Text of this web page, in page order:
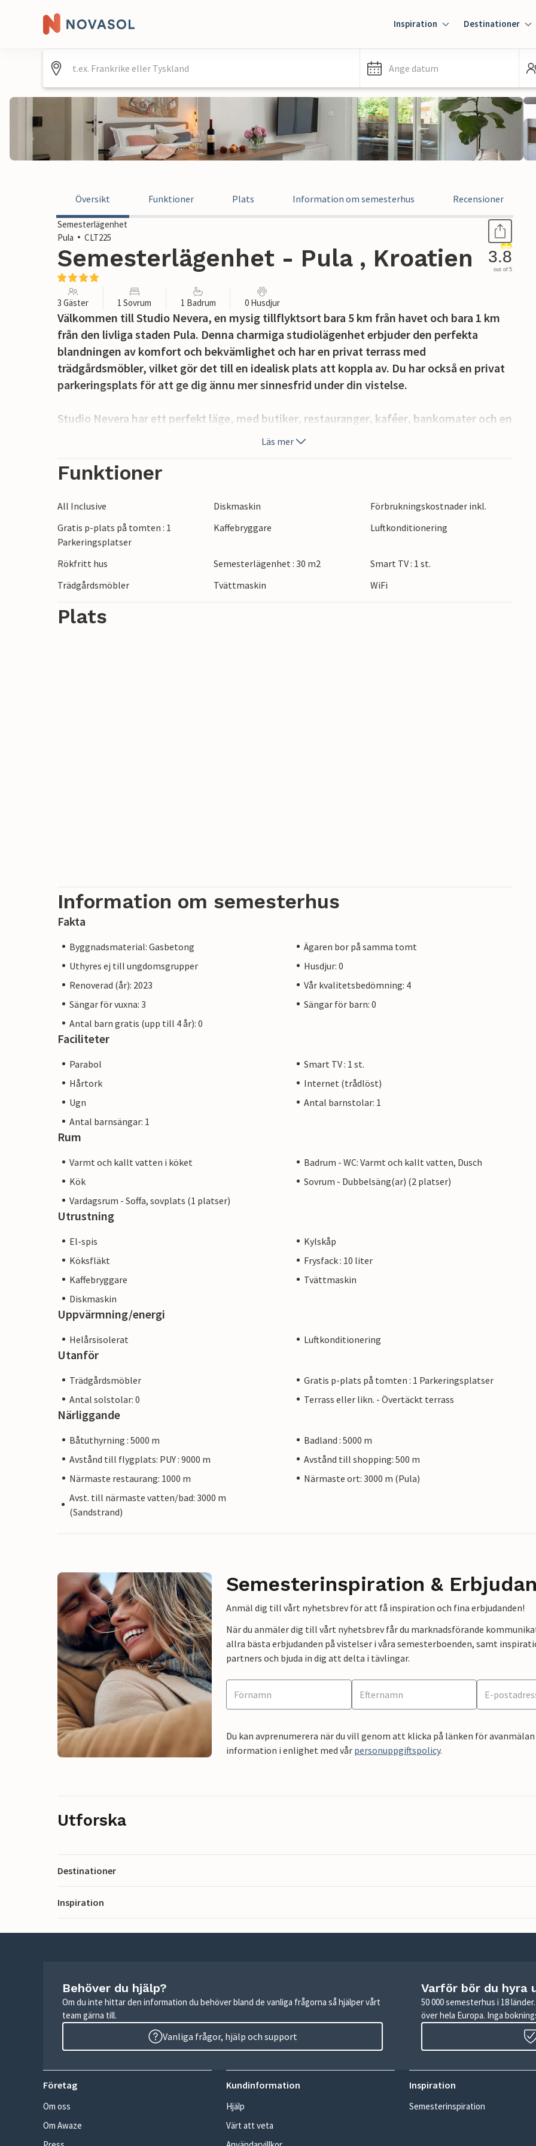
Inspiration Destinationer
Ange datum
Översikt Funktioner Plats Information om semesterhus Recensioner
Semesterlägenhet
Pula
CLT225
Semesterlägenhet - Pula , Kroatien 3.8
out of 5
3 Gäster 1 Sovrum 1 Badrum 0 Husdjur
Välkommen till Studio Nevera, en mysig tillflyktsort bara 5 km från havet och bara 1 km
från den livliga staden Pula. Denna charmiga studiolägenhet erbjuder den perfekta
blandningen av komfort och bekvämlighet och har en privat terrass med
trädgårdsmöbler, vilket gör det till en idealisk plats att koppla av. Du har också en privat
parkeringsplats för att ge dig ännu mer sinnesfrid under din vistelse.
Studio Nevera har ett perfekt läge, med butiker, restauranger, kaféer, bankomater och en
bensinstation bara några minuters bilresa bort.
Pula är en historisk pärla som är känd för sin välbevarade romerska amfiteater, livliga
oss för att bekräfta detta. En ungdomsgrupp på detta boende består av personer i åldern
26 år eller yngre.
Läs mer
Funktioner
All Inclusive Diskmaskin
Förbrukningskostnader inkl.
Gratis p-plats på tomten : 1
Parkeringsplatser
Kaffebryggare Luftkonditionering
Rökfritt hus Semesterlägenhet : 30 m2
Smart TV : 1 st.
Trädgårdsmöbler
Tvättmaskin WiFi
Plats
Information om semesterhus
Fakta
Byggnadsmaterial: Gasbetong
Ägaren bor på samma tomt
Uthyres ej till ungdomsgrupper
Husdjur: 0
Renoverad (år): 2023
Vår kvalitetsbedömning: 4
Sängar för vuxna: 3
Sängar för barn: 0
Antal barn gratis (upp till 4 år): 0
Faciliteter
Parabol
Smart TV : 1 st.
Hårtork
Internet (trådlöst)
Ugn
Antal barnstolar: 1
Antal barnsängar: 1
Rum
Varmt och kallt vatten i köket
Badrum - WC: Varmt och kallt vatten, Dusch
Kök
Sovrum - Dubbelsäng(ar) (2 platser)
Vardagsrum - Soffa, sovplats (1 platser)
Utrustning
El-spis
Kylskåp
Köksfläkt
Frysfack : 10 liter
Kaffebryggare
Tvättmaskin
Diskmaskin
Uppvärmning/energi
Helårsisolerat Luftkonditionering
Utanför
Trädgårdsmöbler
Gratis p-plats på tomten : 1 Parkeringsplatser
Antal solstolar: 0
Terrass eller likn. - Övertäckt terrass
Närliggande
Båtuthyrning : 5000 m
Badland : 5000 m
Avstånd till flygplats: PUY : 9000 m
Avstånd till shopping: 500 m
Närmaste restaurang: 1000 m
Närmaste ort: 3000 m (Pula)
Avst. till närmaste vatten/bad: 3000 m
(Sandstrand)
Semesterinspiration &
Anmäl dig till vårt nyhetsbrev för att få inspiration och fina erbjudanden!
När du anmäler dig till vårt nyhetsbrev får du marknadsförande
allra bästa erbjudanden på vistelser i våra semesterboenden, samt
partners och bjuda in dig att delta i tävlingar.
Du kan avprenumerera när du vill genom att klicka på länken för
information i enlighet med vår personuppgiftspolicy.
Utforska
Destinationer
Inspiration
Behöver du hjälp?
Om du inte hittar den information du behöver bland de vanliga frågorna så hjälper vårt
team gärna till.
Vanliga frågor, hjälp och support
Varför bör du hyra
50 000 semesterhus i 18
över hela Europa. Inga
Företag
Om oss
Om Awaze
Kundinformation
Hjälp
Värt att veta
Inspiration
Semesterinspiration